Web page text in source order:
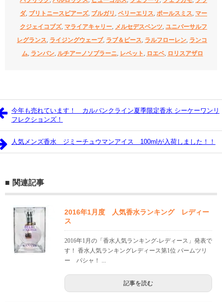
ダ, ブリトニースピアーズ, ブルガリ, ペリーエリス, ポールスミス, マー
クジェイコブズ, マライアキャリー, メルセデスベンツ, ユニバーサルフ
レグランス, ライジングウェーブ, ラブ＆ピース, ラルフローレン, ランコ
ム, ランバン, ルチアーノソプラーニ, レペット, ロエベ, ロリスアザロ
今年も売れています！ カルバンクライン夏季限定香水 シーケーワンリ
フレクションズ！
人気メンズ香水 ジミーチュウマンアイス 100mlが入荷しました！！
関連記事
2016年1月度 人気香水ランキング レディー
ス
2016年1月の「香水人気ランキング-レディース」発表で
す！ 香水人気ランキングレディース第1位 パームツリ
ー パシャ！ ...
記事を読む